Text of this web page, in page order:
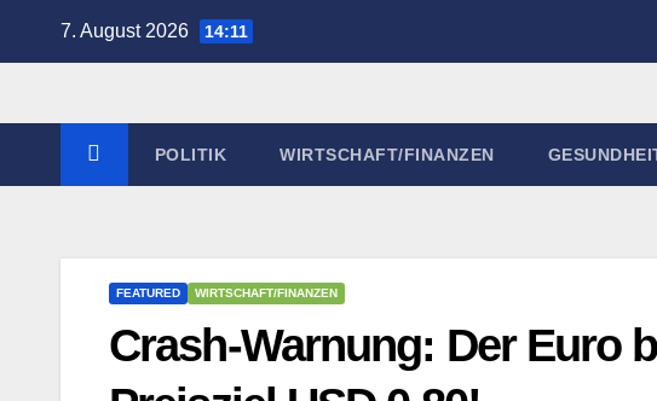
7. August 2026 14:11
POLITIK WIRTSCHAFT/FINANZEN
FEATURED WIRTSCHAFT/FINANZEN
Crash-Warnung: Der Euro